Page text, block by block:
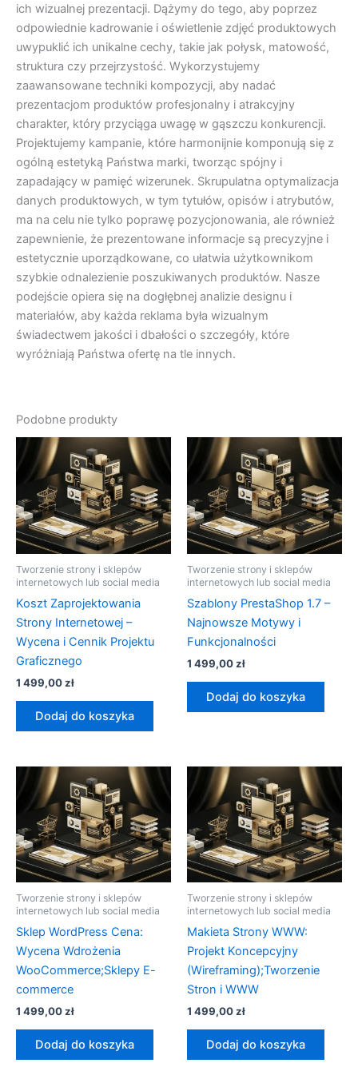
ich wizualnej prezentacji. Dążymy do tego, aby poprzez
odpowiednie kadrowanie i oświetlenie zdjęć produktowych
uwypuklić ich unikalne cechy, takie jak połysk, matowość,
struktura czy przejrzystość. Wykorzystujemy
zaawansowane techniki kompozycji, aby nadać
prezentacjom produktów profesjonalny i atrakcyjny
charakter, który przyciąga uwagę w gąszczu konkurencji.
Projektujemy kampanie, które harmonijnie komponują się z
ogólną estetyką Państwa marki, tworząc spójny i
zapadający w pamięć wizerunek. Skrupulatna optymalizacja
danych produktowych, w tym tytułów, opisów i atrybutów,
ma na celu nie tylko poprawę pozycjonowania, ale również
zapewnienie, że prezentowane informacje są precyzyjne i
estetycznie uporządkowane, co ułatwia użytkownikom
szybkie odnalezienie poszukiwanych produktów. Nasze
podejście opiera się na dogłębnej analizie designu i
materiałów, aby każda reklama była wizualnym
świadectwem jakości i dbałości o szczegóły, które
wyróżniają Państwa ofertę na tle innych.
Podobne produkty
Tworzenie strony i sklepów
internetowych lub social media
Koszt Zaprojektowania
Strony Internetowej –
Wycena i Cennik Projektu
Graficznego
1 499,00zł
Dodaj do koszyka
Tworzenie strony i sklepów
internetowych lub social media
Szablony PrestaShop 1.7 –
Najnowsze Motywy i
Funkcjonalności
1 499,00zł
Dodaj do koszyka
Tworzenie strony i sklepów
internetowych lub social media
Sklep WordPress Cena:
Wycena Wdrożenia
WooCommerce;Sklepy E-
commerce
1 499,00zł
Dodaj do koszyka
Tworzenie strony i sklepów
internetowych lub social media
Makieta Strony WWW:
Projekt Koncepcyjny
(Wireframing);Tworzenie
Stron i WWW
1 499,00zł
Dodaj do koszyka